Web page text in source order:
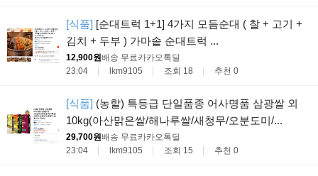
[식품] [순대트럭 1+1] 4가지 모듬순대 ( 찰 + 고기 +
김치 + 두부 ) 가마솥 순대트럭 ...
12,900원배송 무료카카오톡딜
23:04
lkm9105 조회 18 추천 0
[식품] (농할) 특등급 단일품종 어사명품 삼광쌀 외
10kg(아산맑은쌀/해나루쌀/새청무/오분도미/...
29,700원배송 무료카카오톡딜
23:04
lkm9105 조회 15 추천 0